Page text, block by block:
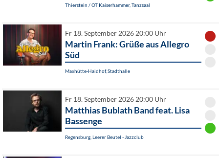
Thierstein / OT Kaiserhammer, Tanzsaal
Fr 18. September 2026 20:00 Uhr
Martin Frank: Grüße aus Allegro
Süd
Maxhütte-Haidhof, Stadthalle
Fr 18. September 2026 20:00 Uhr
Matthias Bublath Band feat. Lisa
Bassenge
Regensburg, Leerer Beutel - Jazzclub